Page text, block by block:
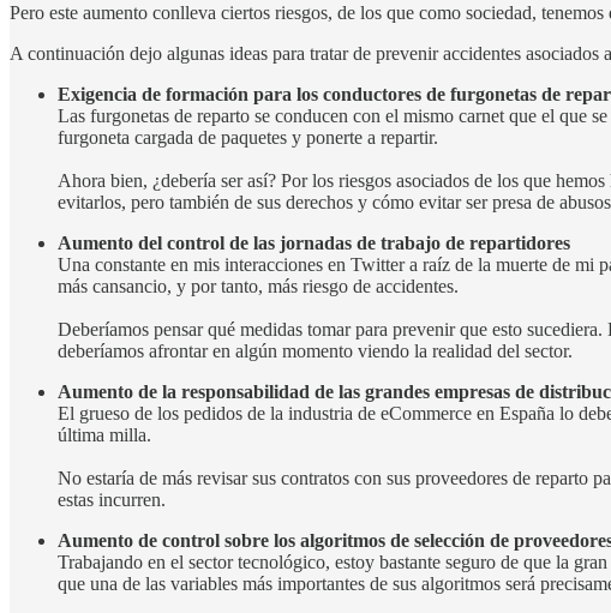
Pero este aumento conlleva ciertos riesgos, de los que como sociedad,
A continuación dejo algunas ideas para tratar de prevenir accidentes asociados
Exigencia de formación para los conductores de furgonetas de
Las furgonetas de reparto se conducen con el mismo carnet que el que
furgoneta cargada de paquetes y ponerte a repartir.
Ahora bien, ¿debería ser así? Por los riesgos asociados de los que
evitarlos, pero también de sus derechos y cómo evitar ser presa de
Aumento del control de las jornadas de trabajo de repartidores
Una constante en mis interacciones en Twitter a raíz de la muerte de mi
más cansancio, y por tanto, más riesgo de accidentes.
Deberíamos pensar qué medidas tomar para prevenir que esto
deberíamos afrontar en algún momento viendo la realidad del sector.
Aumento de la responsabilidad de las grandes empresas de
El grueso de los pedidos de la industria de eCommerce en España lo
última milla.
No estaría de más revisar sus contratos con sus proveedores de
estas incurren.
Aumento de control sobre los algoritmos de selección de
Trabajando en el sector tecnológico, estoy bastante seguro de que la
que una de las variables más importantes de sus algoritmos será